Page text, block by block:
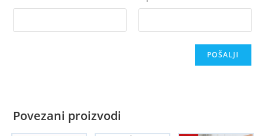
Povezani proizvodi